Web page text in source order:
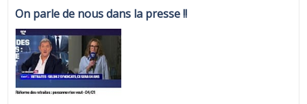
On parle de nous dans la presse !!